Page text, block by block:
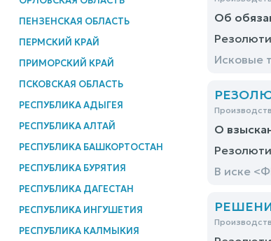
ПЕНЗЕНСКАЯ ОБЛАСТЬ
ПЕРМСКИЙ КРАЙ
ПРИМОРСКИЙ КРАЙ
ПСКОВСКАЯ ОБЛАСТЬ
РЕСПУБЛИКА АДЫГЕЯ
РЕСПУБЛИКА АЛТАЙ
РЕСПУБЛИКА БАШКОРТОСТАН
РЕСПУБЛИКА БУРЯТИЯ
РЕСПУБЛИКА ДАГЕСТАН
РЕСПУБЛИКА ИНГУШЕТИЯ
РЕСПУБЛИКА КАЛМЫКИЯ
Об
Исковые
О
В иске